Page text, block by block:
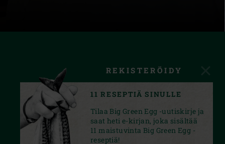
REKISTERÖIDY
11 RESEPTIÄ SINULLE
Tilaa Big Green Egg -uutiskirje ja
saat heti e-kirjan, joka sisältää
11 maistuvinta Big Green Egg -
reseptiä!